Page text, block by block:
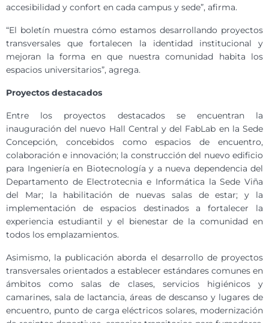
accesibilidad y confort en cada campus y sede”, afirma.
“El boletín muestra cómo estamos desarrollando proyectos
transversales que fortalecen la identidad institucional y
mejoran la forma en que nuestra comunidad habita los
espacios universitarios”, agrega.
Proyectos destacados
Entre los proyectos destacados se encuentran la
inauguración del nuevo Hall Central y del FabLab en la Sede
Concepción, concebidos como espacios de encuentro,
colaboración e innovación; la construcción del nuevo edificio
para Ingeniería en Biotecnología y a nueva dependencia del
Departamento de Electrotecnia e Informática la Sede Viña
del Mar; la habilitación de nuevas salas de estar; y la
implementación de espacios destinados a fortalecer la
experiencia estudiantil y el bienestar de la comunidad en
todos los emplazamientos.
Asimismo, la publicación aborda el desarrollo de proyectos
transversales orientados a establecer estándares comunes en
ámbitos como salas de clases, servicios higiénicos y
camarines, sala de lactancia, áreas de descanso y lugares de
encuentro, punto de carga eléctricos solares, modernización